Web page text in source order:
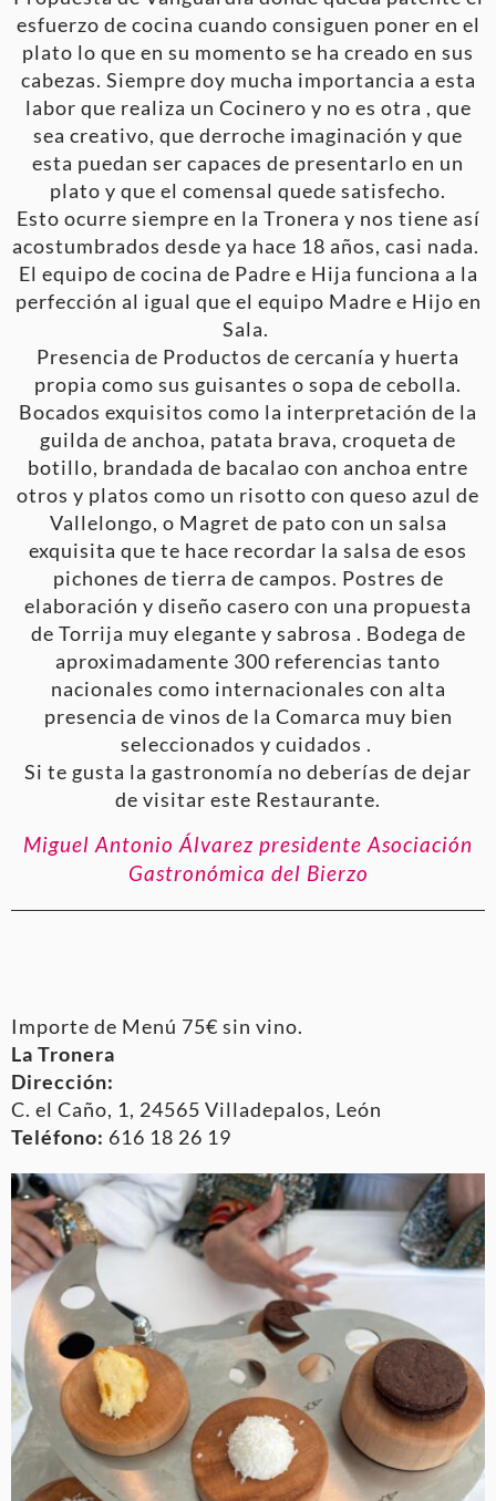
esfuerzo de cocina cuando consiguen poner en el
plato lo que en su momento se ha creado en sus
cabezas. Siempre doy mucha importancia a esta
labor que realiza un Cocinero y no es otra , que
sea creativo, que derroche imaginación y que
esta puedan ser capaces de presentarlo en un
plato y que el comensal quede satisfecho.
Esto ocurre siempre en la Tronera y nos tiene así
acostumbrados desde ya hace 18 años, casi nada.
El equipo de cocina de Padre e Hija funciona a la
perfección al igual que el equipo Madre e Hijo en
Sala.
Presencia de Productos de cercanía y huerta
propia como sus guisantes o sopa de cebolla.
Bocados exquisitos como la interpretación de la
guilda de anchoa, patata brava, croqueta de
botillo, brandada de bacalao con anchoa entre
otros y platos como un risotto con queso azul de
Vallelongo, o Magret de pato con un salsa
exquisita que te hace recordar la salsa de esos
pichones de tierra de campos. Postres de
elaboración y diseño casero con una propuesta
de Torrija muy elegante y sabrosa . Bodega de
aproximadamente 300 referencias tanto
nacionales como internacionales con alta
presencia de vinos de la Comarca muy bien
seleccionados y cuidados .
Si te gusta la gastronomía no deberías de dejar
de visitar este Restaurante.
Miguel Antonio Álvarez presidente Asociación
Gastronómica del Bierzo
Importe de Menú 75€ sin vino.
La Tronera
Dirección:
C. el Caño, 1, 24565 Villadepalos, León
Teléfono: 616 18 26 19